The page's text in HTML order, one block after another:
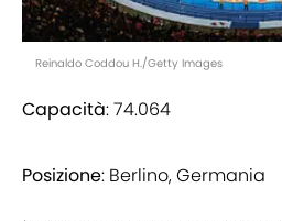
Reinaldo Coddou H./Getty Images
Capacità: 74.064
Posizione: Berlino, Germania